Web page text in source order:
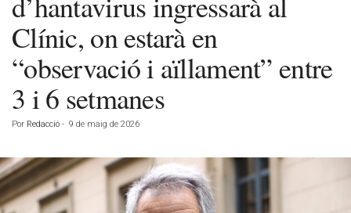
Clínic, on estarà en
“observació i aïllament” entre
3 i 6 setmanes
Por Redacció - 9 de maig de 2026